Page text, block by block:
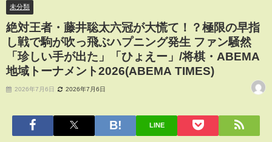
未分類
絶対王者・藤井聡太六冠が大慌て！？極限の早指
し戦で駒が吹っ飛ぶハプニング発生 ファン騒然
「珍しい手が出た」「ひょえー」/将棋・ABEMA
地域トーナメント2026(ABEMA TIMES)
2026年7月6日 2026年7月6日
LINE